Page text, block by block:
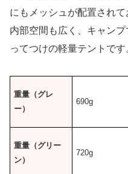
にもメッシュが配置されて
内部空間も広く、キャン
ってつけの軽量テントです
重量（グレ
ー）
690g
重量（グリー
ン）
720g